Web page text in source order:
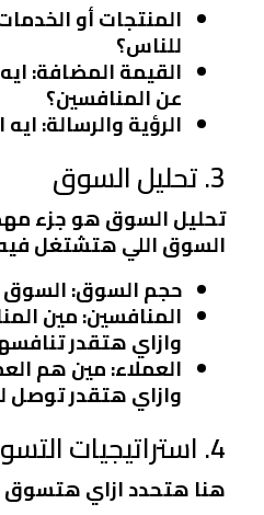
المنتجات أو
للناس؟
القيمة المضافة:
عن المنافسين؟
الرؤية والرسالة:
3. تحليل السوق
تحليل السوق هو جزء
السوق اللي هتشتغل
حجم السوق: السوق
المنافسين: مين
وازاي هتقدر
العملاء: مين هم
وازاي هتقدر توصل
4. استراتيجيات التسويق
هنا هتحدد ازاي